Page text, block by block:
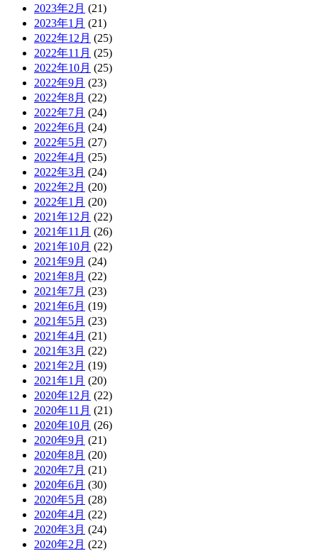
2023年2月 (21)
2023年1月 (21)
2022年12月 (25)
2022年11月 (25)
2022年10月 (25)
2022年9月 (23)
2022年8月 (22)
2022年7月 (24)
2022年6月 (24)
2022年5月 (27)
2022年4月 (25)
2022年3月 (24)
2022年2月 (20)
2022年1月 (20)
2021年12月 (22)
2021年11月 (26)
2021年10月 (22)
2021年9月 (24)
2021年8月 (22)
2021年7月 (23)
2021年6月 (19)
2021年5月 (23)
2021年4月 (21)
2021年3月 (22)
2021年2月 (19)
2021年1月 (20)
2020年12月 (22)
2020年11月 (21)
2020年10月 (26)
2020年9月 (21)
2020年8月 (20)
2020年7月 (21)
2020年6月 (30)
2020年5月 (28)
2020年4月 (22)
2020年3月 (24)
2020年2月 (22)